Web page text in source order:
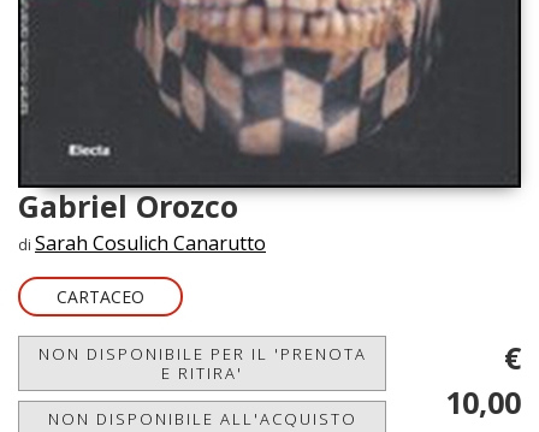
Gabriel Orozco
di Sarah Cosulich Canarutto
CARTACEO
NON DISPONIBILE PER IL 'PRENOTA
E RITIRA'
NON DISPONIBILE ALL'ACQUISTO
€
10,00